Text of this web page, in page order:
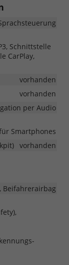
Schnittstelle
CarPlay,
vorhanden
vorhanden
per Audio
Smartphones
vorhanden
Beifahrerairbag